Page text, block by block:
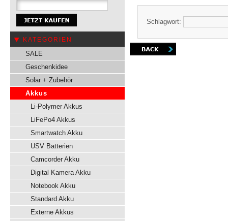
KATEGORIEN
SALE
Geschenkidee
Solar + Zubehör
Akkus
Li-Polymer Akkus
LiFePo4 Akkus
Smartwatch Akku
USV Batterien
Camcorder Akku
Digital Kamera Akku
Notebook Akku
Standard Akku
Externe Akkus
Schlagwort: